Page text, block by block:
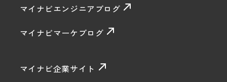
マイナビエンジニアブログ
マイナビマーケブログ
マイナビ企業サイト